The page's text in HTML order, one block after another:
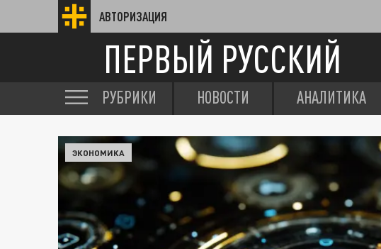
АВТОРИЗАЦИЯ
ПЕРВЫЙ РУССКИЙ
РУБРИКИ НОВОСТИ АНАЛИТИКА
ЭКОНОМИКА